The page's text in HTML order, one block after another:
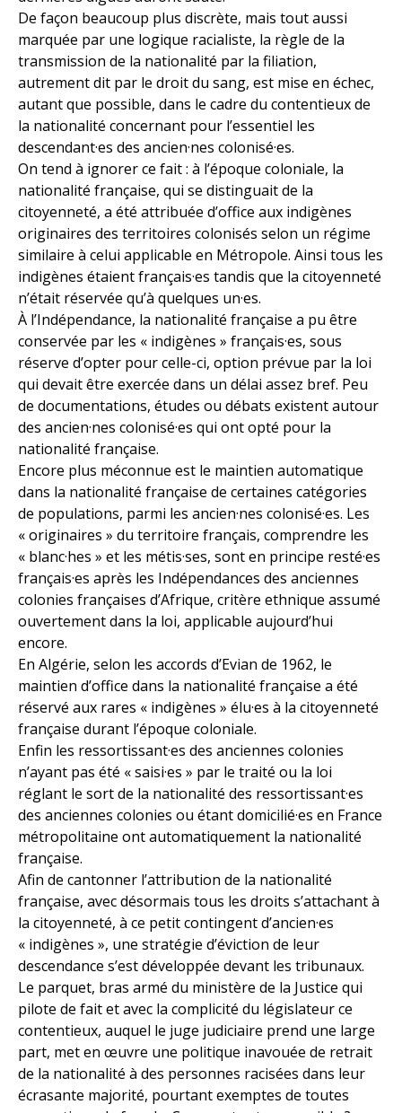
De façon beaucoup plus discrète, mais tout aussi
marquée par une logique racialiste, la règle de la
transmission de la nationalité par la filiation,
autrement dit par le droit du sang, est mise en échec,
autant que possible, dans le cadre du contentieux de
la nationalité concernant pour l’essentiel les
descendant·es des ancien·nes colonisé·es.
On tend à ignorer ce fait : à l’époque coloniale, la
nationalité française, qui se distinguait de la
citoyenneté, a été attribuée d’office aux indigènes
originaires des territoires colonisés selon un régime
similaire à celui applicable en Métropole. Ainsi tous les
indigènes étaient français·es tandis que la citoyenneté
n’était réservée qu’à quelques un·es.
À l’Indépendance, la nationalité française a pu être
conservée par les « indigènes » français·es, sous
réserve d’opter pour celle-ci, option prévue par la loi
qui devait être exercée dans un délai assez bref. Peu
de documentations, études ou débats existent autour
des ancien·nes colonisé·es qui ont opté pour la
nationalité française.
Encore plus méconnue est le maintien automatique
dans la nationalité française de certaines catégories
de populations, parmi les ancien·nes colonisé·es. Les
« originaires » du territoire français, comprendre les
« blanc·hes » et les métis·ses, sont en principe resté·es
français·es après les Indépendances des anciennes
colonies françaises d’Afrique, critère ethnique assumé
ouvertement dans la loi, applicable aujourd’hui
encore.
En Algérie, selon les accords d’Evian de 1962, le
maintien d’office dans la nationalité française a été
réservé aux rares « indigènes » élu·es à la citoyenneté
française durant l’époque coloniale.
Enfin les ressortissant·es des anciennes colonies
n’ayant pas été « saisi·es » par le traité ou la loi
réglant le sort de la nationalité des ressortissant·es
des anciennes colonies ou étant domicilié·es en France
métropolitaine ont automatiquement la nationalité
française.
Afin de cantonner l’attribution de la nationalité
française, avec désormais tous les droits s’attachant à
la citoyenneté, à ce petit contingent d’ancien·es
« indigènes », une stratégie d’éviction de leur
descendance s’est développée devant les tribunaux.
Le parquet, bras armé du ministère de la Justice qui
pilote de fait et avec la complicité du législateur ce
contentieux, auquel le juge judiciaire prend une large
part, met en œuvre une politique inavouée de retrait
de la nationalité à des personnes racisées dans leur
écrasante majorité, pourtant exemptes de toutes